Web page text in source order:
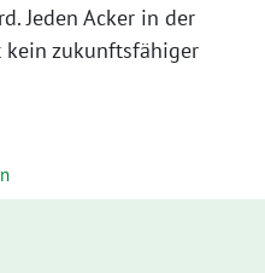
Jeden Acker in der
kein zukunftsfähiger